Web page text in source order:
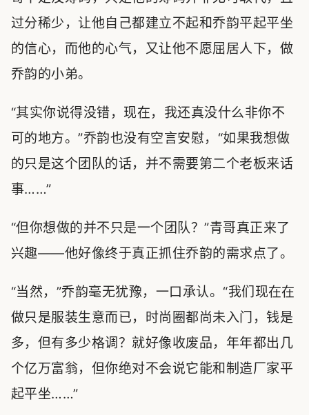
过分稀少，让他自己都建立不起和乔韵平起平坐
的信心，而他的心气，又让他不愿屈居人下，做
乔韵的小弟。
“其实你说得没错，现在，我还真没什么非你不
可的地方。”乔韵也没有空言安慰，“如果我想做
的只是这个团队的话，并不需要第二个老板来话
事……”
“但你想做的并不只是一个团队？”青哥真正来了
兴趣——他好像终于真正抓住乔韵的需求点了。
“当然，”乔韵毫无犹豫，一口承认。“我们现在在
做只是服装生意而已，时尚圈都尚未入门，钱是
多，但有多少格调？就好像收废品，年年都出几
个亿万富翁，但你绝对不会说它能和制造厂家平
起平坐……”